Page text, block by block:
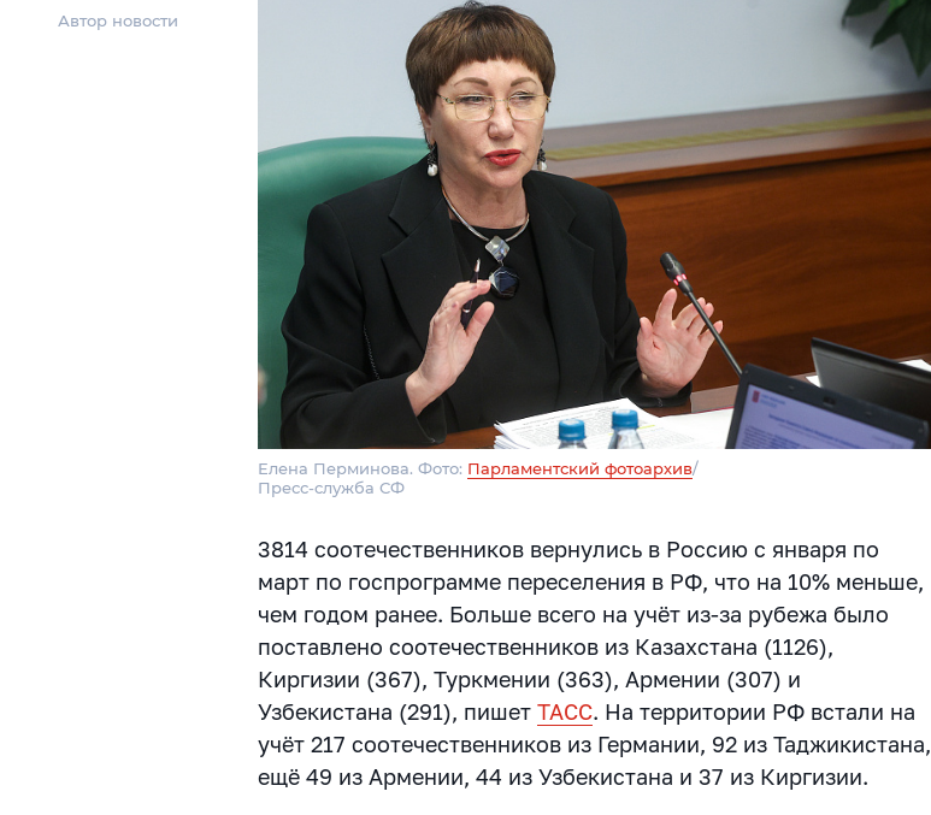
Автор новости
Елена Перминова. Фото: Парламентский фотоархив/
Пресс-служба СФ
3814 соотечественников вернулись в Россию с января по
март по госпрограмме переселения в РФ, что на 10% меньше,
чем годом ранее. Больше всего на учёт из-за рубежа было
поставлено соотечественников из Казахстана (1126),
Киргизии (367), Туркмении (363), Армении (307) и
Узбекистана (291), пишетТАСС. На территории РФ встали на
учёт 217 соотечественников из Германии, 92 из Таджикистана,
ещё 49 из Армении, 44 из Узбекистана и 37 из Киргизии.